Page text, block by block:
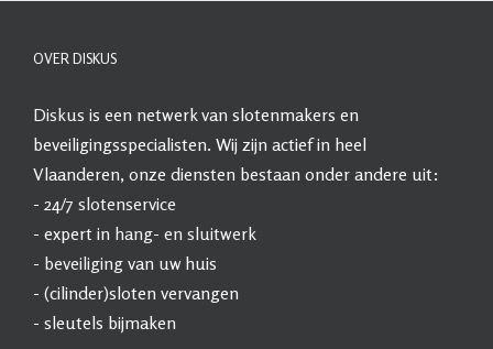
OVER DISKUS
Diskus is een netwerk van slotenmakers en
beveiligingsspecialisten. Wij zijn actief in heel
Vlaanderen, onze diensten bestaan onder andere uit:
- 24/7 slotenservice
- expert in hang- en sluitwerk
- beveiliging van uw huis
- (cilinder)sloten vervangen
- sleutels bijmaken